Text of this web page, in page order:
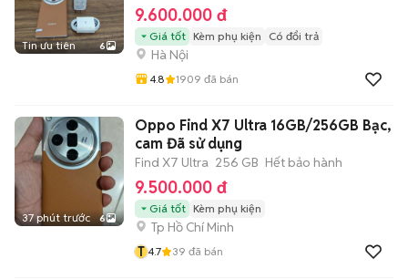
Tin ưu tiên 6
9.600.000 đ
Giá tốt Kèm phụ kiện Có đổi trả
Hà Nội
4.8 1909 đã bán
37 phút trước 6
Oppo Find X7 Ultra 16GB/256GB Bạc,
cam Đã sử dụng
Find X7 Ultra 256 GB Hết bảo hành
9.500.000 đ
Giá tốt Kèm phụ kiện
Tp Hồ Chí Minh
T 4.7 39 đã bán